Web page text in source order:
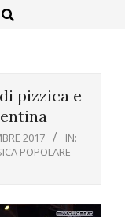
Search
pizzica e
2017
IN:
POPOLARE